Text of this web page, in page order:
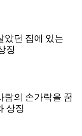
았던 집에 있는
징
람의 손가락을 꿈
상징